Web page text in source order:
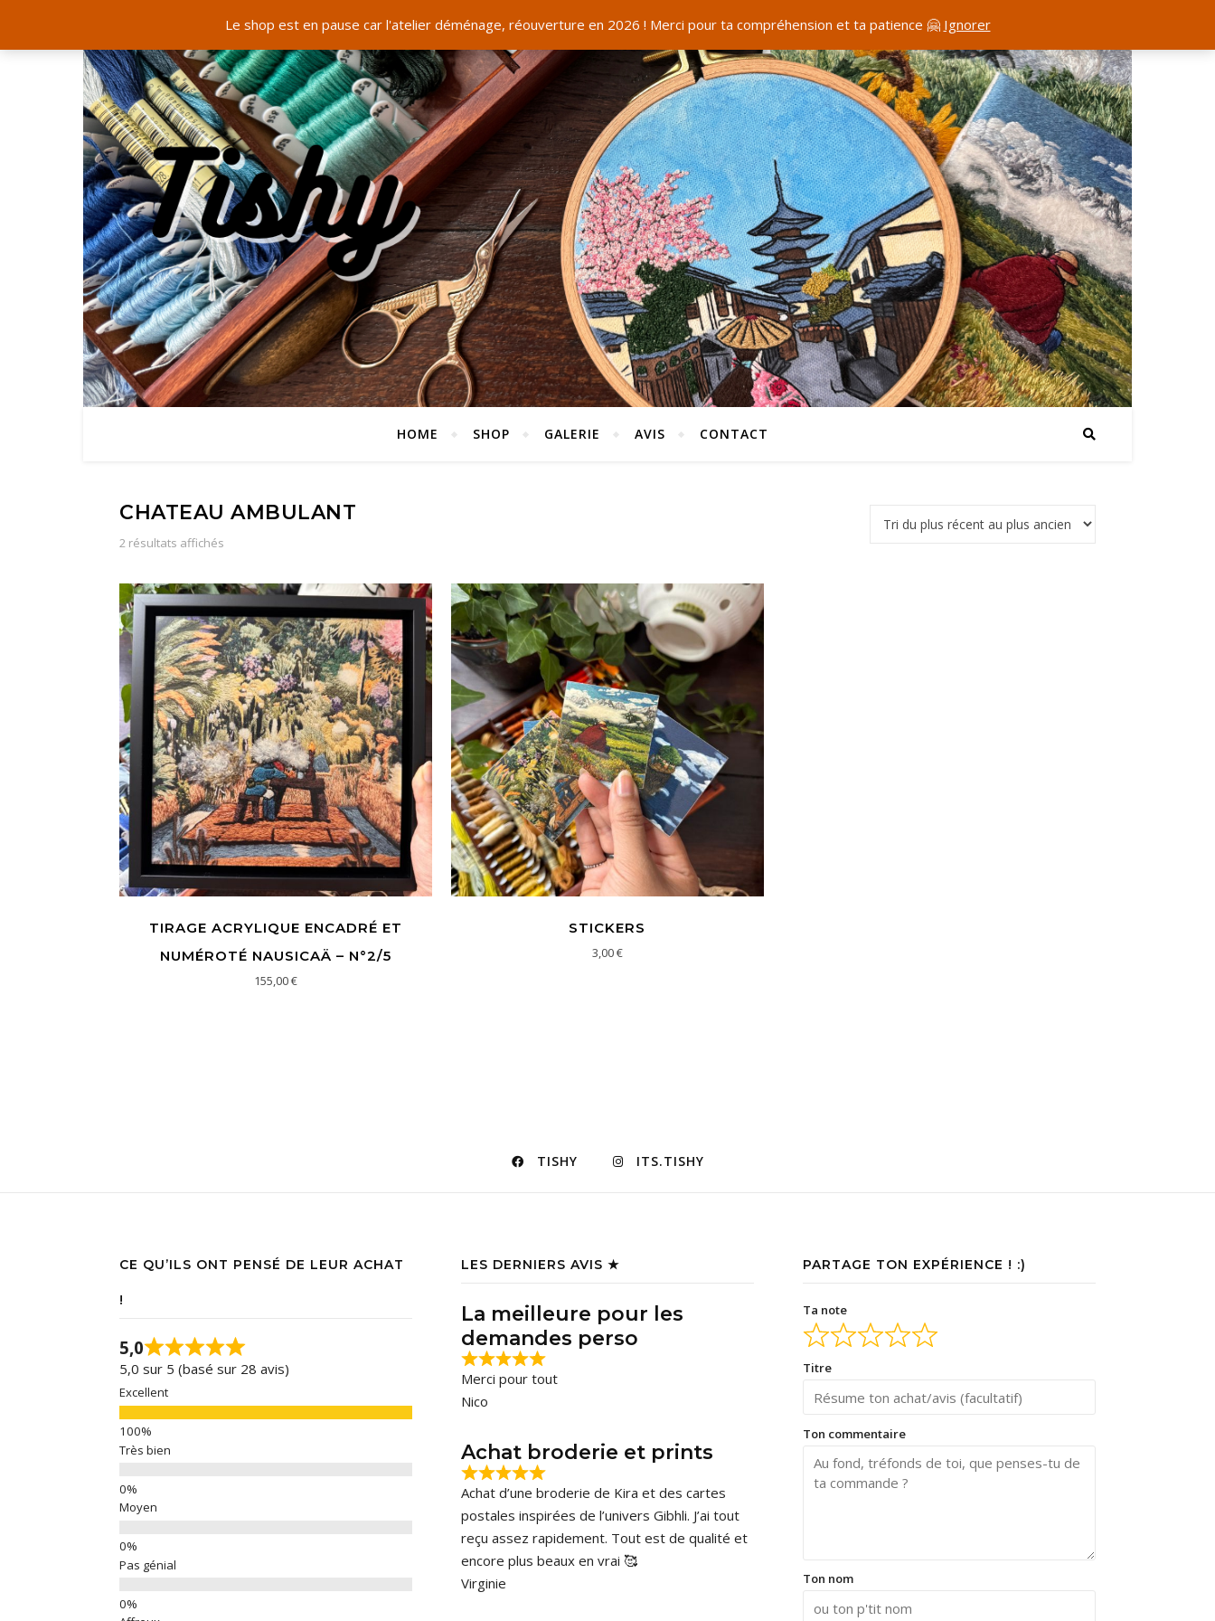
Le shop est en pause car l'atelier déménage, réouverture en 2026 ! Merci pour ta compréhension et ta patience 🤗 Ignorer
HOME SHOP GALERIE AVIS CONTACT
CHATEAU AMBULANT
2 résultats affichés
TIRAGE ACRYLIQUE ENCADRÉ ET
NUMÉROTÉ NAUSICAÄ – N°2/5
155,00€
STICKERS
3,00€
TISHY ITS.TISHY
CE QU’ILS ONT PENSÉ DE LEUR ACHAT
!
5,0
5,0 sur 5 (basé sur 28 avis)
Excellent
Très bien
Moyen
Pas génial
LES DERNIERS AVIS ★
La meilleure pour les
demandes perso
Merci pour tout
Nico
Achat broderie et prints
Achat d’une broderie de Kira et des cartes
postales inspirées de l’univers Gibhli. J’ai tout
reçu assez rapidement. Tout est de qualité et
encore plus beaux en vrai 🥰
Virginie
PARTAGE TON EXPÉRIENCE ! :)
Ta note
Titre
Ton commentaire
Ton nom